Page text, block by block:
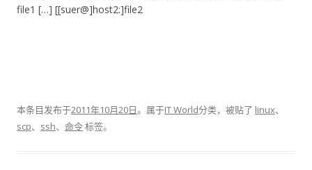
file1 […] [[suer@]host2:]file2
本条目发布于2011年10月20日。属于IT World分类，被贴了 linux、
scp、 ssh、 命令标签。